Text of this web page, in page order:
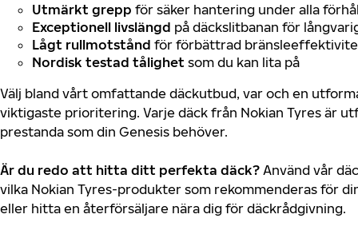
Utmärkt grepp för säker hantering under alla
Exceptionell livslängd på däckslitbanan för
Lågt rullmotstånd för förbättrad
Nordisk testad tålighet som du kan lita på
Välj bland vårt omfattande däckutbud, var och en
viktigaste prioritering. Varje däck från Nokian Tyres är
prestanda som din Genesis behöver.
Är du redo att hitta ditt perfekta däck? Använd vår
vilka Nokian Tyres-produkter som rekommenderas för
eller hitta en återförsäljare nära dig för däckrådgivning.